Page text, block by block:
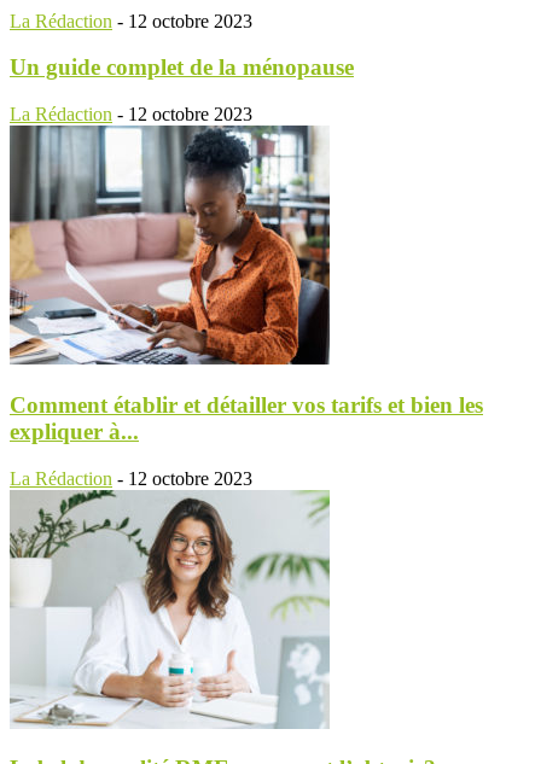
La Rédaction - 12 octobre 2023
Un guide complet de la ménopause
La Rédaction - 12 octobre 2023
Comment établir et détailler vos tarifs et bien les
expliquer à...
La Rédaction - 12 octobre 2023